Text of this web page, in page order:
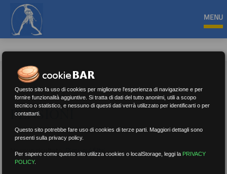
MENU
PENSIONI
Nessun risultato.Rimuovi filtri
Questo sito fa uso di cookies per migliorare l'esperienza di navigazione e per
fornire funzionalità aggiuntive. Si tratta di dati del tutto anonimi, utili a scopo
tecnico o statistico, e nessuno di questi dati verrà utilizzato per identificarti o per
contattarti.
Questo sito potrebbe fare uso di cookies di terze parti. Maggiori dettagli sono
presenti sulla privacy policy.
Per sapere come questo sito utilizza cookies o localStorage, leggi la PRIVACY
POLICY.